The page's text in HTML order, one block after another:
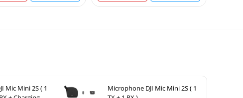
Mic Mini 2S ( 1
Microphone DJI Mic Mini 2S ( 1